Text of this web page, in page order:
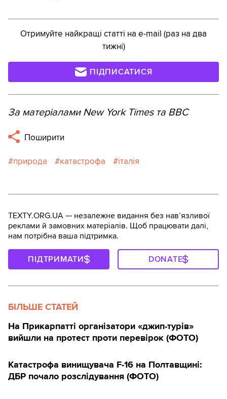
Отримуйте найкращі статті на e-mail (раз на два
тижні)
ПІДПИСАТИСЯ
За матеріалами New York Times та ВВС
Поширити
природа катастрофа італія
TEXTY.ORG.UA — незалежне видання без навʼязливої
реклами й замовних матеріалів. Щоб працювати далі,
нам потрібна ваша підтримка.
ПІДТРИМАТИ DONATE
БІЛЬШЕ СТАТЕЙ
На Прикарпатті організатори «джип-турів»
вийшли на протест проти перевірок (ФОТО)
Катастрофа винищувача F-16 на Полтавщині:
ДБР почало розслідування (ФОТО)